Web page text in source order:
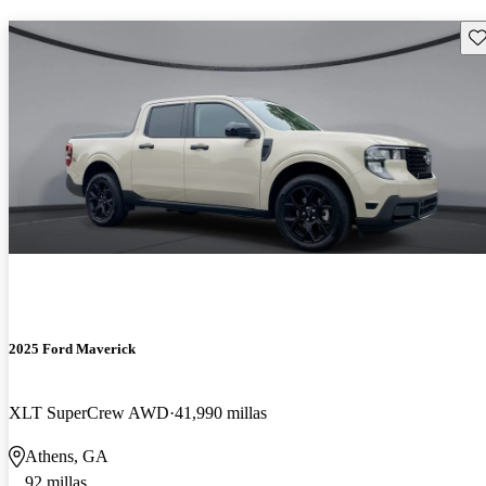
2025 Ford Maverick
XLT SuperCrew AWD 41,990 millas
Athens, GA